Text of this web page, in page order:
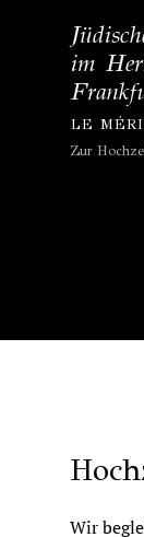
im
LE
Zur
Wir